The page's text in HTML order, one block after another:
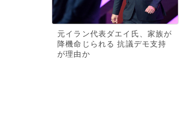
元イラン代表ダエイ氏、家族が
降機命じられる 抗議デモ支持
が理由か